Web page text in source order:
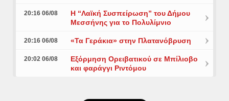
20:16 06/08
Η “Λαϊκή Συσπείρωση” του Δήμου
Μεσσήνης για το Πολυλίμνιο
20:16 06/08 «Τα Γεράκια» στην Πλατανόβρυση
20:02 06/08
Εξόρμηση Ορειβατικού σε Μπίλιοβο
και φαράγγι Ριντόμου